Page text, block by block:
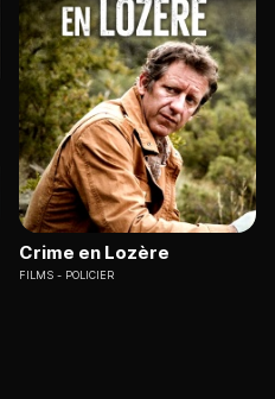
Crime en Lozère
FILMS POLICIER